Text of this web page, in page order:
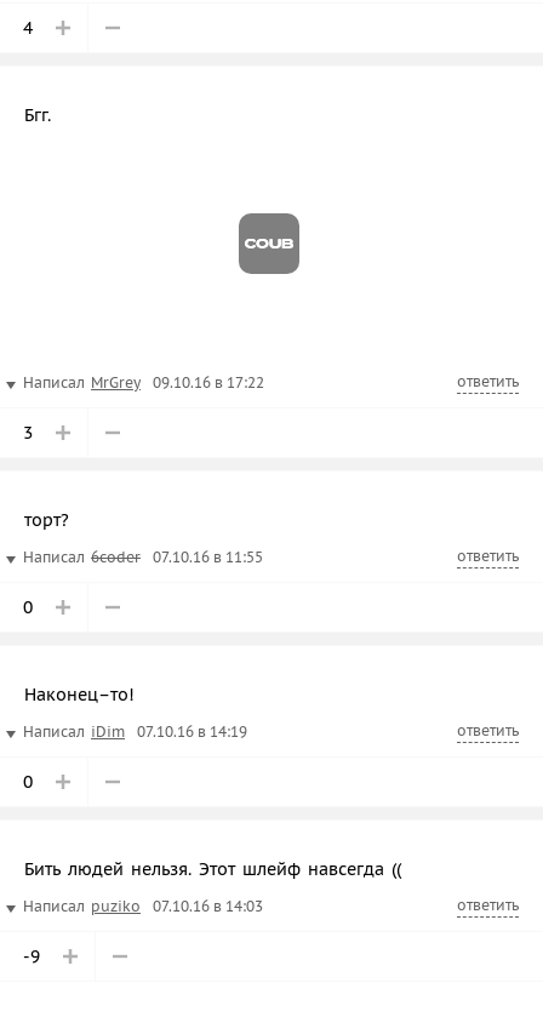
4
Бгг.
Написал MrGrey 09.10.16 в 17:22 ответить
3
торт?
Написал 6coder 07.10.16 в 11:55 ответить
0
Наконец–то!
Написал iDim 07.10.16 в 14:19 ответить
0
Бить людей нельзя. Этот шлейф навсегда ((
Написал puziko 07.10.16 в 14:03 ответить
-9